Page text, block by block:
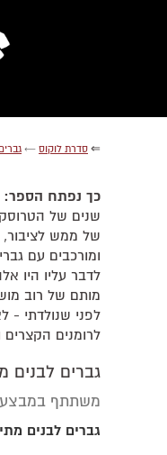
⇐ סדרת לוקוס ←
כך נפתח הספר:
שנים של
של ממש לציבור,
ומורכבים עם
לדבר עליו היו
מותם של רוב
לפני שנולדתי -
לרומנים הקצרים
גברים לבנים
משתתף
גברים לבנים